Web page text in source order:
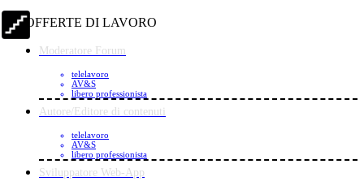
OFFERTE DI LAVORO
Moderatore Forum
telelavoro
AV&S
libero professionista
Autore/Editore di contenuti
telelavoro
AV&S
libero professionista
Sviluppatore Web-App